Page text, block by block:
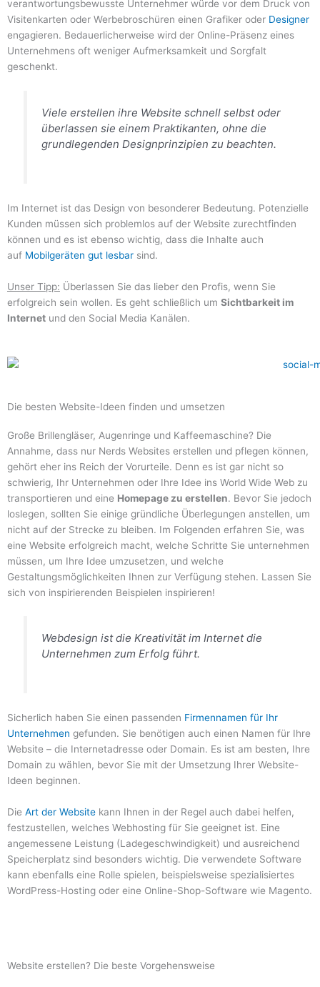
verantwortungsbewusste Unternehmer würde vor dem Druck von
Visitenkarten oder Werbebroschüren einen Grafiker oder Designer
engagieren. Bedauerlicherweise wird der Online-Präsenz eines
Unternehmens oft weniger Aufmerksamkeit und Sorgfalt
geschenkt.
Viele erstellen ihre Website schnell selbst oder
überlassen sie einem Praktikanten, ohne die
grundlegenden Designprinzipien zu beachten.
Im Internet ist das Design von besonderer Bedeutung. Potenzielle
Kunden müssen sich problemlos auf der Website zurechtfinden
können und es ist ebenso wichtig, dass die Inhalte auch
auf Mobilgeräten gut lesbar sind.
Unser Tipp: Überlassen Sie das lieber den Profis, wenn Sie
erfolgreich sein wollen. Es geht schließlich um Sichtbarkeit im
Internet und den Social Media Kanälen.
Die besten Website-Ideen finden und umsetzen
Große Brillengläser, Augenringe und Kaffeemaschine? Die
Annahme, dass nur Nerds Websites erstellen und pflegen können,
gehört eher ins Reich der Vorurteile. Denn es ist gar nicht so
schwierig, Ihr Unternehmen oder Ihre Idee ins World Wide Web zu
transportieren und eine Homepage zu erstellen. Bevor Sie jedoch
loslegen, sollten Sie einige gründliche Überlegungen anstellen, um
nicht auf der Strecke zu bleiben. Im Folgenden erfahren Sie, was
eine Website erfolgreich macht, welche Schritte Sie unternehmen
müssen, um Ihre Idee umzusetzen, und welche
Gestaltungsmöglichkeiten Ihnen zur Verfügung stehen. Lassen Sie
sich von inspirierenden Beispielen inspirieren!
Webdesign ist die Kreativität im Internet die
Unternehmen zum Erfolg führt.
Sicherlich haben Sie einen passenden Firmennamen für Ihr
Unternehmen gefunden. Sie benötigen auch einen Namen für Ihre
Website – die Internetadresse oder Domain. Es ist am besten, Ihre
Domain zu wählen, bevor Sie mit der Umsetzung Ihrer Website-
Ideen beginnen.
Die Art der Website kann Ihnen in der Regel auch dabei helfen,
festzustellen, welches Webhosting für Sie geeignet ist. Eine
angemessene Leistung (Ladegeschwindigkeit) und ausreichend
Speicherplatz sind besonders wichtig. Die verwendete Software
kann ebenfalls eine Rolle spielen, beispielsweise spezialisiertes
WordPress-Hosting oder eine Online-Shop-Software wie Magento.
Website erstellen? Die beste Vorgehensweise